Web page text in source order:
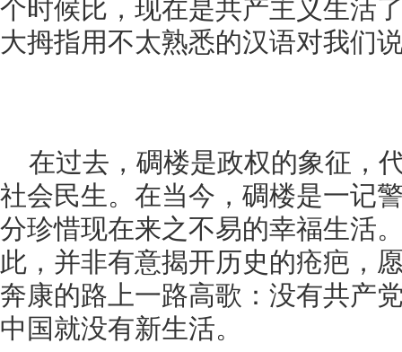
个时候比，现在是共产主义生活
大拇指用不太熟悉的汉语对我们
在过去，碉楼是政权的象征，
社会民生。在当今，碉楼是一记
分珍惜现在来之不易的幸福生活
此，并非有意揭开历史的疮疤，
奔康的路上一路高歌：没有共产
中国就没有新生活。